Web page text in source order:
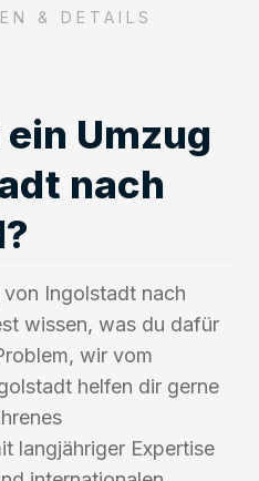
& DETAILS
Umzug
nach
Ingolstadt nach
wissen, was du dafür
wir vom
helfen dir gerne
langjähriger Expertise